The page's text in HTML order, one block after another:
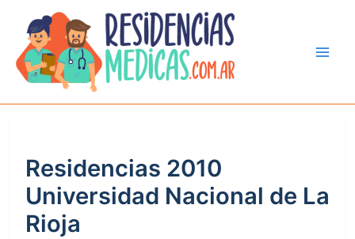
contenido
Residencias 2010
Universidad Nacional de La
Rioja